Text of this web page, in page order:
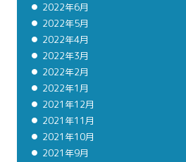
2022年6月
2022年5月
2022年4月
2022年3月
2022年2月
2022年1月
2021年12月
2021年11月
2021年10月
2021年9月